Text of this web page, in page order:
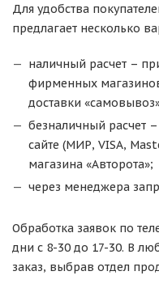
Для удобства
предлагает несколько
наличный расчет –
фирменных
доставки
безналичный расчет
сайте (МИР, VISA,
магазина «Авторота»;
через менеджера
Обработка заявок по
дни с 8-30 до 17-30. В
заказ, выбрав отдел